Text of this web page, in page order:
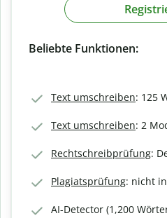
Beliebte Funktionen:
Text umschreiben: 125
Text umschreiben: 2
Rechtschreibprüfung:
Plagiatsprüfung: nicht
AI-Detector (1,200